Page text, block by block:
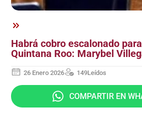
Habrá cobro escalonado
Quintana Roo: Marybel
26 Enero 2026 149Leídos
COMPARTIR EN